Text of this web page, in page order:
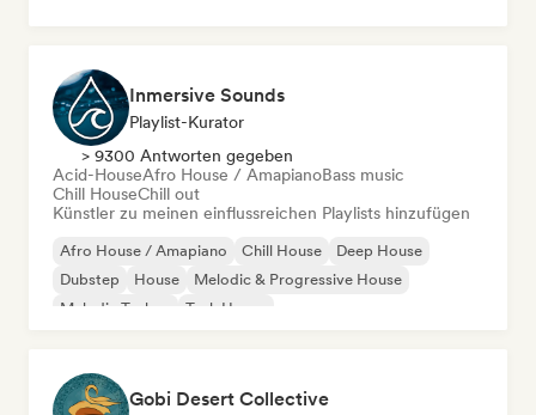
Inmersive Sounds
Playlist-Kurator
> 9300 Antworten gegeben
Acid-HouseAfro House / AmapianoBass music
Chill HouseChill out
Künstler zu meinen einflussreichen Playlists hinzufügen
Afro House / Amapiano Chill House
Deep House
Dubstep
House
Melodic & Progressive House
Melodic Techno
Tech House
Gobi Desert Collective